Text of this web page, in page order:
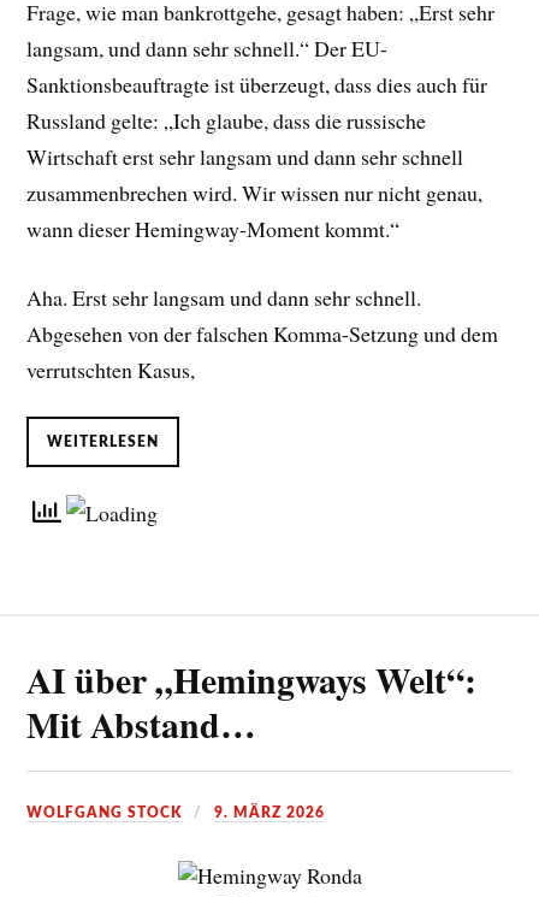
Frage, wie man bankrottgehe, gesagt haben: „Erst sehr
langsam, und dann sehr schnell.“ Der EU-
Sanktionsbeauftragte ist überzeugt, dass dies auch für
Russland gelte: „Ich glaube, dass die russische
Wirtschaft erst sehr langsam und dann sehr schnell
zusammenbrechen wird. Wir wissen nur nicht genau,
wann dieser Hemingway-Moment kommt.“
Aha. Erst sehr langsam und dann sehr schnell.
Abgesehen von der falschen Komma-Setzung und dem
verrutschten Kasus,
WEITERLESEN
AI über „Hemingways Welt“:
Mit Abstand…
WOLFGANG STOCK 9. MÄRZ 2026